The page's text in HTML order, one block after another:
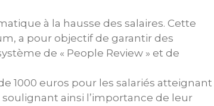
à la hausse des salaires. Cette
a pour objectif de garantir des
de « People Review » et de
1000 euros pour les salariés atteignant
soulignant ainsi l’importance de leur